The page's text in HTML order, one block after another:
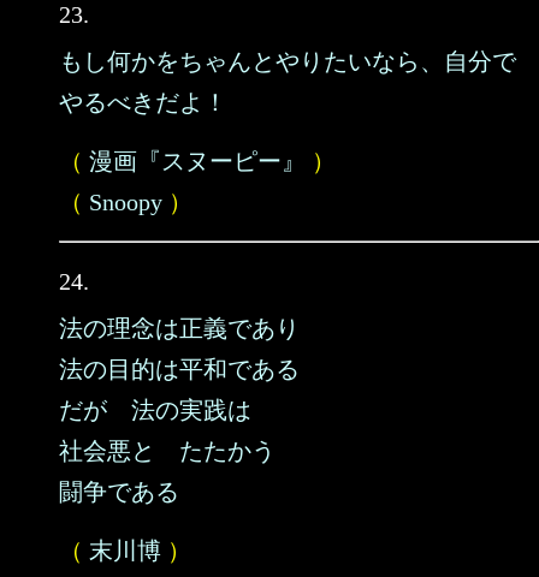
23.
もし何かをちゃんとやりたいなら、自分で
やるべきだよ！
（ 漫画『スヌーピー』
）
（ Snoopy ）
24.
法の理念は正義であり
法の目的は平和である
だが 法の実践は
社会悪と たたかう
闘争である
（ 末川博 ）